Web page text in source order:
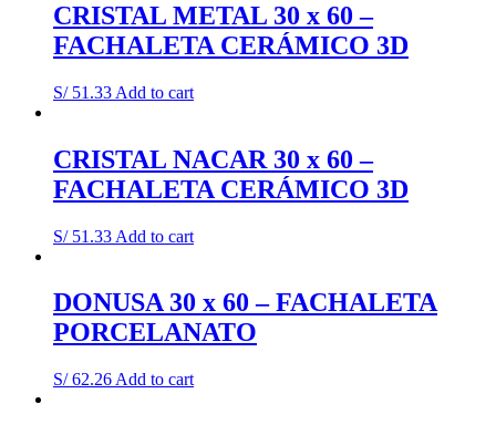
CRISTAL METAL 30 x 60 –
FACHALETA CERÁMICO 3D
S/51.33 Add to cart
CRISTAL NACAR 30 x 60 –
FACHALETA CERÁMICO 3D
S/51.33 Add to cart
DONUSA 30 x 60 – FACHALETA
PORCELANATO
S/62.26 Add to cart